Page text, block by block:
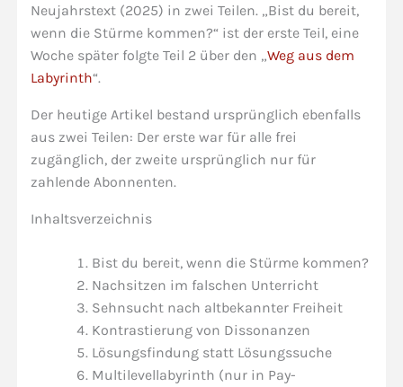
Neujahrstext (2025) in zwei Teilen. „Bist du bereit,
wenn die Stürme kommen?“ ist der erste Teil, eine
Woche später folgte Teil 2 über den „Weg aus dem
Labyrinth“.
Der heutige Artikel bestand ursprünglich ebenfalls
aus zwei Teilen: Der erste war für alle frei
zugänglich, der zweite ursprünglich nur für
zahlende Abonnenten.
Inhaltsverzeichnis
Bist du bereit, wenn die Stürme kommen?
Nachsitzen im falschen Unterricht
Sehnsucht nach altbekannter Freiheit
Kontrastierung von Dissonanzen
Lösungsfindung statt Lösungssuche
Multilevellabyrinth (nur in Pay-